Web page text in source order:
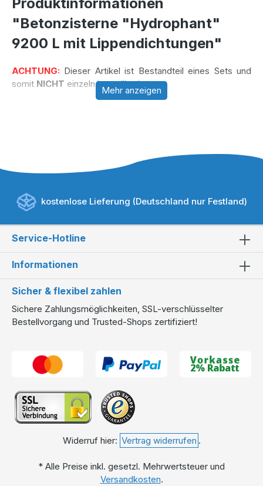
"Betonzisterne "Hydrophant"
9200 L mit Lippendichtungen"
ACHTUNG: Dieser Artikel ist Bestandteil eines Sets und
somit NICHT einzeln bestellbar!
Mehr anzeigen
kostenlose Lieferung (Deutschland nur Festland)
Service-Hotline
Informationen
Sicher & flexibel zahlen
Sichere Zahlungsmöglichkeiten, SSL-verschlüsselter
Bestellvorgang und Trusted-Shops zertifiziert!
Widerruf hier: Vertrag widerrufen .
* Alle Preise inkl. gesetzl. Mehrwertsteuer und
Versandkosten.